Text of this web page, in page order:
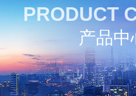
PRODUCT
产品中